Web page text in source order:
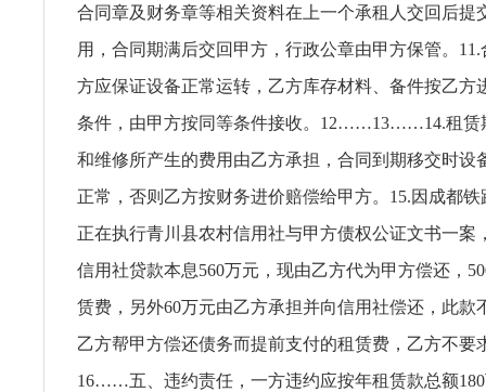
合同章及财务章等相关资料在上一个承租人交回后提
用，合同期满后交回甲方，行政公章由甲方保管。
方应保证设备正常运转，乙方库存材料、备件按乙方
条件，由甲方按同等条件接收。12……13……14.租赁
和维修所产生的费用由乙方承担，合同到期移交时设
正常，否则乙方按财务进价赔偿给甲方。15.因成都
正在执行青川县农村信用社与甲方债权公证文书一案
信用社贷款本息560万元，现由乙方代为甲方偿还，
赁费，另外60万元由乙方承担并向信用社偿还，此款
乙方帮甲方偿还债务而提前支付的租赁费，乙方不要
16……五、违约责任，一方违约应按年租赁款总额180